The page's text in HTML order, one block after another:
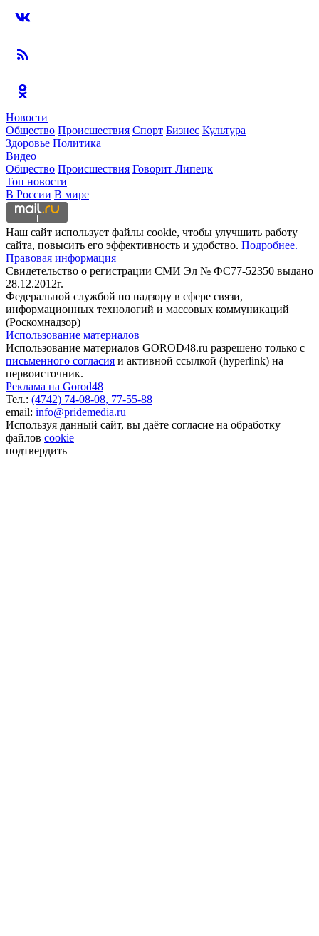
Новости
Общество Происшествия Спорт Бизнес Культура
Здоровье Политика
Видео
Общество Происшествия Говорит Липецк
Топ новости
В России В мире
Наш сайт использует файлы cookie, чтобы улучшить работу
сайта, повысить его эффективность и удобство. Подробнее.
Правовая информация
Свидетельство о регистрации СМИ Эл № ФС77-52350 выдано
28.12.2012г.
Федеральной службой по надзору в сфере связи,
информационных технологий и массовых коммуникаций
(Роскомнадзор)
Использование материалов
Использование материалов GOROD48.ru разрешено только с
письменного согласия и активной ссылкой (hyperlink) на
первоисточник.
Реклама на Gorod48
Тел.: (4742) 74-08-08, 77-55-88
email: info@pridemedia.ru
Используя данный сайт, вы даёте согласие на обработку
файлов cookie
подтвердить